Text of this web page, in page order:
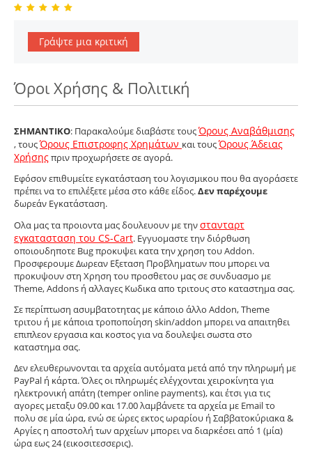
Γράψτε μια κριτική
Όροι Χρήσης & Πολιτική
ΣΗΜΑΝΤΙΚΟ: Παρακαλούμε διαβάστε τουςΌρους Αναβάθμισης
, τουςΌρους Επιστροφης Χρημάτων και τουςΌρους Άδειας
Χρήσηςπριν προχωρήσετε σε αγορά.
Εφόσον επιθυμείτε εγκατάσταση του λογισμικου που θα αγοράσετε
πρέπει να το επιλέξετε μέσα στο κάθε είδος.Δεν παρέχουμε
δωρεάν Εγκατάσταση.
Ολα μας τα προιοντα μας δουλευουν με τηνστανταρτ
εγκατασταση του CS-Cart. Εγγυομαστε την διόρθωση
οποιουδηποτε Bug προκυψει κατα την χρηση του Addon.
Προσφερουμε Δωρεαν Εξεταση Προβληματων που μπορει να
προκυψουν στη Χρηση του προσθετου μας σε συνδυασμο με
Theme, Addons ή αλλαγες Κωδικα απο τριτους στο καταστημα σας.
Σε περίπτωση ασυμβατοτητας με κάποιο άλλο Addon, Theme
τριτου ή με κάποια τροποπoίηση skin/addon μπορει να απαιτηθει
επιπλεον εργασια και κοστος για να δουλεψει σωστα στο
καταστημα σας.
Δεν ελευθερωνονται τα αρχεία αυτόματα μετά από την πληρωμή με
PayPal ή κάρτα. Όλες οι πληρωμές ελέγχονται χειροκίνητα για
ηλεκτρονική απάτη (temper online payments), και έτσι για τις
αγορες μεταξυ 09.00 και 17.00 λαμβάνετε τα αρχεία με Email το
πολυ σε μία ώρα, ενώ σε ώρες εκτος ωραρίου ή Σαββατοκύριακα &
Αργίες η αποστολή των αρχείων μπορει να διαρκέσει από 1 (μία)
ώρα εως 24 (εικοσιτεσσερις).